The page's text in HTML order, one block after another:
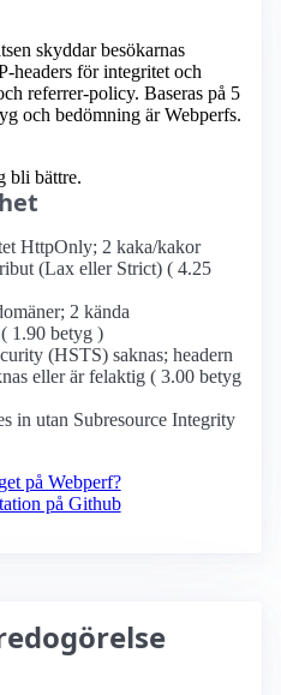
skyddar besökarnas
headers för integritet och
referrer-policy. Baseras på 5
och bedömning är Webperfs.
bli bättre.
HttpOnly; 2 kaka/kakor
(Lax eller Strict) ( 4.25
2 kända
1.90 betyg )
(HSTS) saknas; headern
eller är felaktig ( 3.00 betyg
in utan Subresource Integrity
på Webperf?
på Github